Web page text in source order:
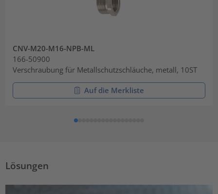
CNV-M20-M16-NPB-ML
166-50900
Verschraubung für Metallschutzschläuche, metall, 10ST
Auf die Merkliste
Lösungen